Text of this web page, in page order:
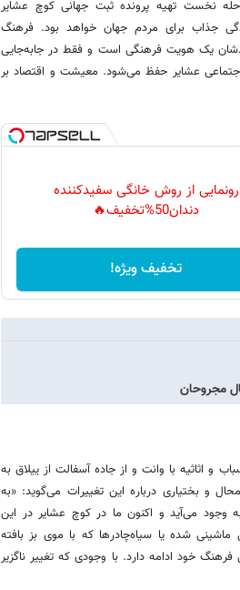
نخست تهیه پرونده ثبت جهانی کوچ عشایر
جذاب برای مردم جهان خواهد بود. فرهنگ
یک هویت فرهنگی است و فقط در جابه‌جایی
عشایر حفظ می‌شود. معیشت و اقتصاد بر
رونمایی از روش خانگی سفیدکننده
دندان50%تخفیف🔥
تخفیف ویژه!
مجروحان
و اثاثیه با وانت و از جاده آسفالت از ییلاق به
و بختیاری درباره این تغییرات می‌گوید: «به
می‌آید و اکنون ما در کوچ عشایر در این
شده یا سیاه‌چادرها که با موی بز بافته
خود ادامه دارد. با وجودی که تغییر ناگزیر